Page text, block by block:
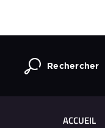
Rechercher
ACCUEIL